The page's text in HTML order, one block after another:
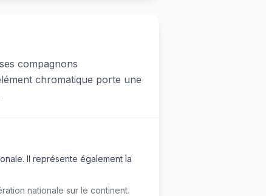
compagnons
chromatique porte une
Il représente également la
nationale sur le continent.